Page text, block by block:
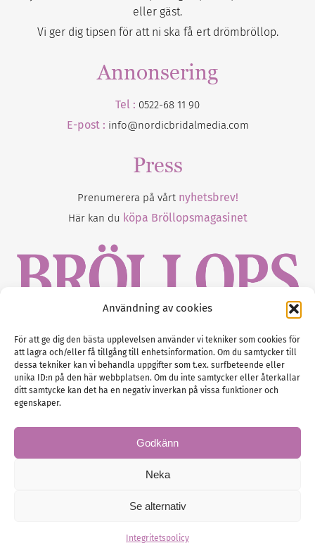
Användning av cookies
För att ge dig den bästa upplevelsen använder vi tekniker som cookies för
att lagra och/eller få tillgång till enhetsinformation. Om du samtycker till
dessa tekniker kan vi behandla uppgifter som t.ex. surfbeteende eller
unika ID:n på den här webbplatsen. Om du inte samtycker eller återkallar
ditt samtycke kan det ha en negativ inverkan på vissa funktioner och
egenskaper.
Godkänn
Neka
Se alternativ
Integritetspolicy
eller gäst.
Vi ger dig tipsen för att ni ska få ert drömbröllop.
Annonsering
Tel : 0522-68 11 90
E-post : info@nordicbridalmedia.com
Press
Prenumerera på vårt nyhetsbrev!
Här kan du köpa Bröllopsmagasinet
Gustaf Mattssons väg 2, 451 50 Uddevalla
Tel :0522-68 11 90
E-post:info@nordicbridalmedia.com
Administration